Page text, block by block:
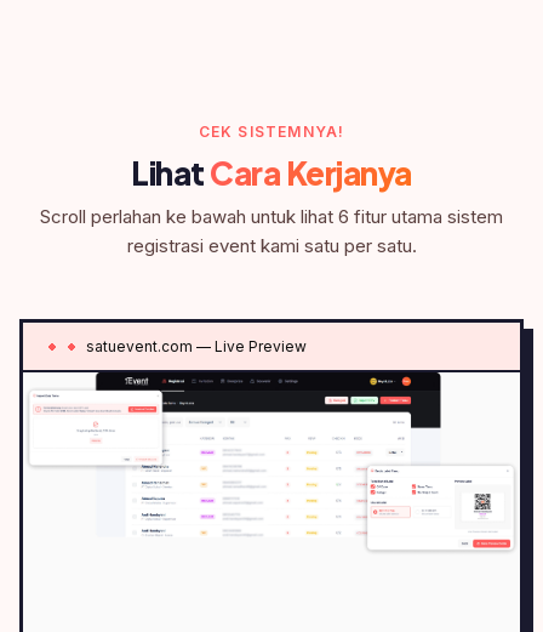
CEK SISTEMNYA!
LihatCara Kerjanya
Scroll perlahan ke bawah untuk lihat 6 fitur utama sistem
registrasi event kami satu per satu.
satuevent.com — Live Preview